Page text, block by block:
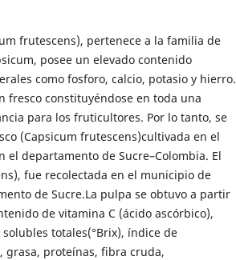
frutescens), pertenece a la familia de
posee un elevado contenido
como fosforo, calcio, potasio y hierro.
fresco constituyéndose en toda una
para los fruticultores. Por lo tanto, se
(Capsicum frutescens)cultivada en el
el departamento de Sucre–Colombia. El
fue recolectada en el municipio de
de Sucre.La pulpa se obtuvo a partir
de vitamina C (ácido ascórbico),
totales(°Brix), índice de
grasa, proteínas, fibra cruda,